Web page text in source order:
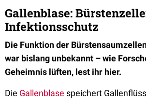
Gallenblase:
Infektionsschutz
Die Funktion der
war bislang unbekannt – wie
Geheimnis lüften, lest ihr hier.
Die Gallenblase speichert